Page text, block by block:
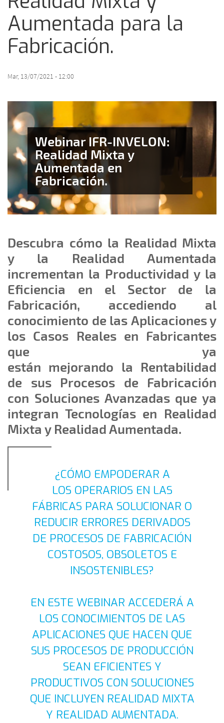
Aumentada para la
Fabricación.
Mar, 13/07/2021 - 12:00
Webinar IFR-INVELON:
Realidad Mixta y
Aumentada en
Fabricación.
Descubra cómo la Realidad Mixta
y la Realidad Aumentada
incrementan la Productividad y la
Eficiencia en el Sector de la
Fabricación, accediendo al
conocimiento de las Aplicaciones y
los Casos Reales en Fabricantes
que ya
están mejorando la Rentabilidad
de sus Procesos de Fabricación
con Soluciones Avanzadas que ya
integran Tecnologías en Realidad
Mixta y Realidad Aumentada.
¿CÓMO EMPODERAR A
LOS OPERARIOS EN LAS
FÁBRICAS PARA SOLUCIONAR O
REDUCIR ERRORES DERIVADOS
DE PROCESOS DE FABRICACIÓN
COSTOSOS, OBSOLETOS E
INSOSTENIBLES?
EN ESTE WEBINAR ACCEDERÁ A
LOS CONOCIMIENTOS DE LAS
APLICACIONES QUE HACEN QUE
SUS PROCESOS DE PRODUCCIÓN
SEAN EFICIENTES Y
PRODUCTIVOS CON SOLUCIONES
QUE INCLUYEN REALIDAD MIXTA
Y REALIDAD AUMENTADA.